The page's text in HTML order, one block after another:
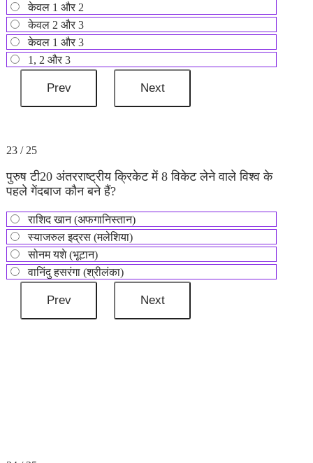
केवल 1 और 2
केवल 2 और 3
केवल 1 और 3
1, 2 और 3
23 / 25
पुरुष टी20 अंतरराष्ट्रीय क्रिकेट में 8 विकेट लेने वाले विश्व के
पहले गेंदबाज कौन बने हैं?
राशिद खान (अफगानिस्तान)
स्याजरुल इद्रस (मलेशिया)
सोनम यशे (भूटान)
वानिंदु हसरंगा (श्रीलंका)